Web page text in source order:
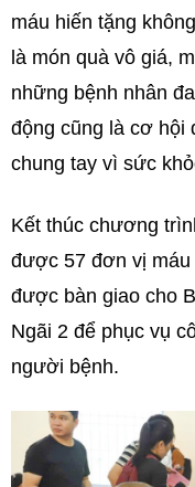
máu hiến tặng
là món quà vô giá,
những bệnh nhân
động cũng là cơ hội
chung tay vì sức
Kết thúc chương
được 57 đơn vị máu
được bàn giao cho
Ngãi 2 để phục vụ
người bệnh.